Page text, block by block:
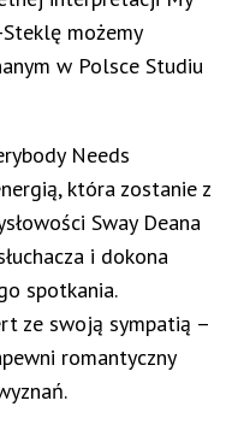
możemy
w Polsce Studiu
Needs
która zostanie z
Sway Deana
i dokona
spotkania.
ze swoją sympatią –
romantyczny